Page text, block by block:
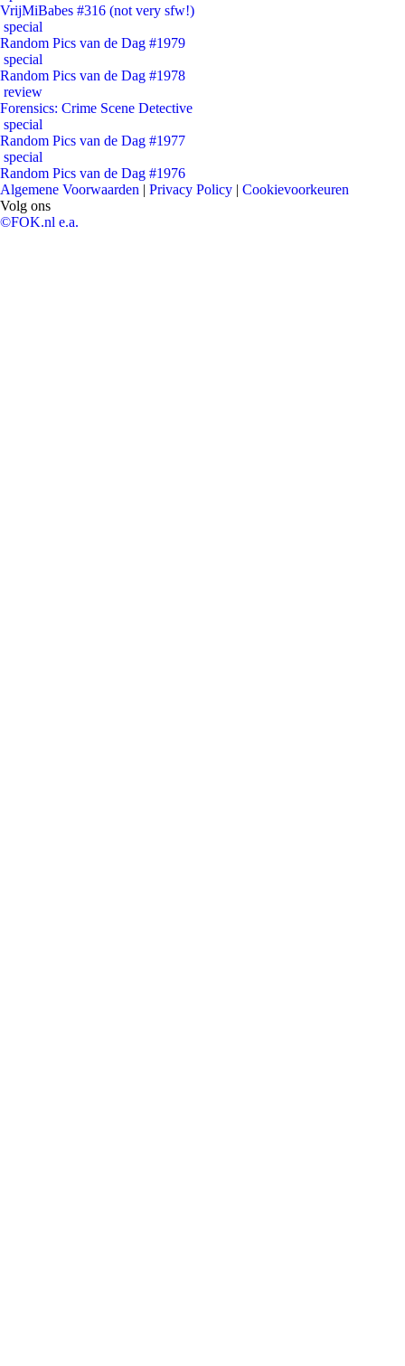
VrijMiBabes #316 (not very sfw!)
special
Random Pics van de Dag #1979
special
Random Pics van de Dag #1978
review
Forensics: Crime Scene Detective
special
Random Pics van de Dag #1977
special
Random Pics van de Dag #1976
Algemene Voorwaarden | Privacy Policy | Cookievoorkeuren
Volg ons
©FOK.nl e.a.